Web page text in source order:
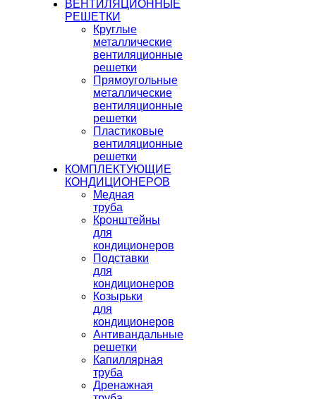
ВЕНТИЛЯЦИОННЫЕ
РЕШЕТКИ
Круглые
металлические
вентиляционные
решетки
Прямоугольные
металлические
вентиляционные
решетки
Пластиковые
вентиляционные
решетки
КОМПЛЕКТУЮЩИЕ
КОНДИЦИОНЕРОВ
Медная
труба
Кронштейны
для
кондиционеров
Подставки
для
кондиционеров
Козырьки
для
кондиционеров
Антивандальные
решетки
Капиллярная
труба
Дренажная